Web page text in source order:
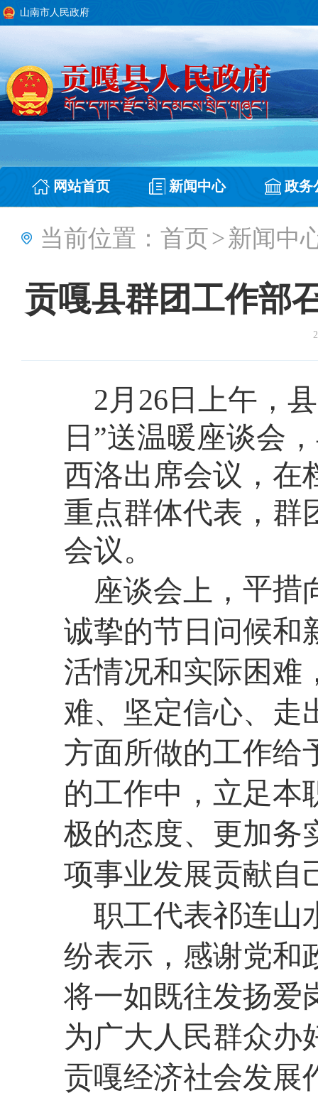
山南市人民政府
网站首页 新闻中心 政务
当前位置： 首页>新闻中
贡嘎县群团工作部
2月26日上午，
日”送温暖座谈会，
西洛出席会议，在
重点群体代表，群
会议。
座谈会上， 平措
诚挚的节日问候和
活情况和实际困难
难、坚定信心、走
方面所做的工作给
的工作中，立足本
极的态度、更加务
项事业发展贡献自
职工代表祁连山
纷表示，感谢党和
将一如既往发扬爱
为广大人民群众办
贡嘎经济社会发展